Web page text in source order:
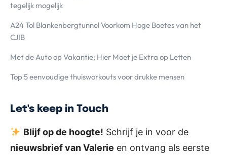
tegelijk mogelijk
A24 Tol Blankenbergtunnel Voorkom Hoge Boetes van het
CJIB
Met de Auto op Vakantie; Hier Moet je Extra op Letten
Top 5 eenvoudige thuisworkouts voor drukke mensen
Let's keep in Touch
Blijf op de hoogte! Schrijf je in voor de
nieuwsbrief van Valerie en ontvang als eerste